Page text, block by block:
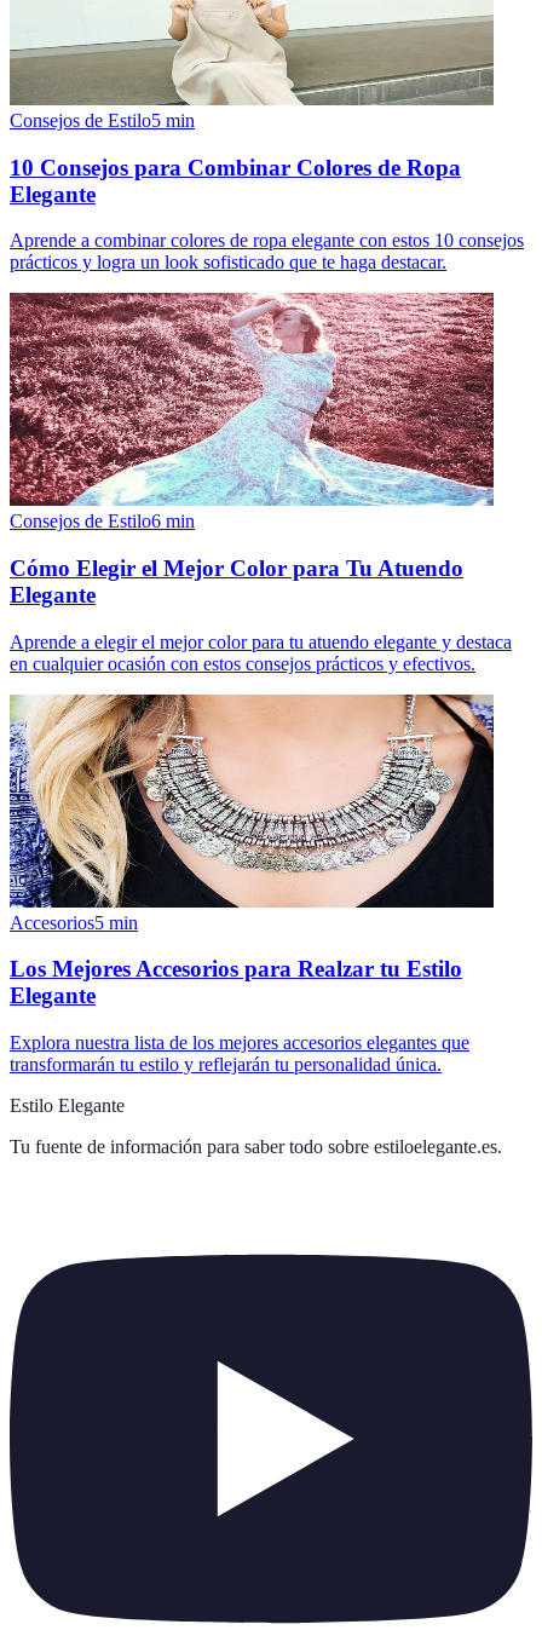
Consejos de Estilo5 min
10 Consejos para Combinar Colores de Ropa
Elegante
Aprende a combinar colores de ropa elegante con estos 10 consejos
prácticos y logra un look sofisticado que te haga destacar.
Consejos de Estilo6 min
Cómo Elegir el Mejor Color para Tu Atuendo
Elegante
Aprende a elegir el mejor color para tu atuendo elegante y destaca
en cualquier ocasión con estos consejos prácticos y efectivos.
Accesorios5 min
Los Mejores Accesorios para Realzar tu Estilo
Elegante
Explora nuestra lista de los mejores accesorios elegantes que
transformarán tu estilo y reflejarán tu personalidad única.
Estilo Elegante
Tu fuente de información para saber todo sobre estiloelegante.es.